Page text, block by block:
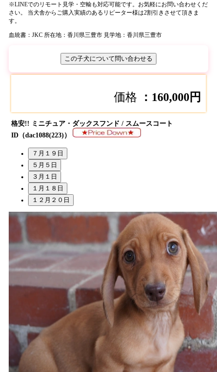
※LINEでのリモート見学・空輸も対応可能です。お気軽にお問い合わせくだ
さい。 当犬舎からご購入実績のあるリピーター様は2割引きさせて頂きま
す。
血統書：JKC 所在地：香川県三豊市 見学地：香川県三豊市
この子犬について問い合わせる
価格 ：160,000円
格安!! ミニチュア・ダックスフンド / スムースコート
ID（dac1088(223)）
７月１９日
５月５日
３月１日
１月１８日
１２月２０日